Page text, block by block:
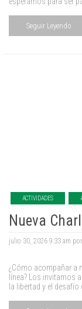
Seguir Leyendo
ACTIVIDADES
Nueva
julio 30, 2026 9:33 am por
¿Cómo acompañar a
línea? Los invitamos
la libertad y el